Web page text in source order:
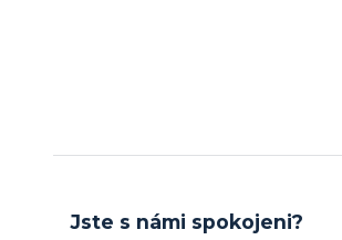
Jste s námi spokojeni?